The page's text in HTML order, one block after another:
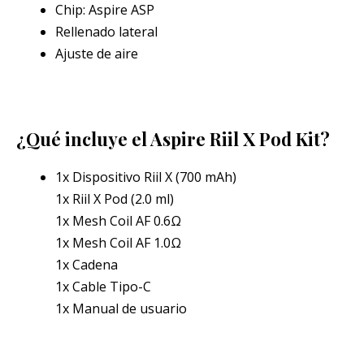
Chip: Aspire ASP
Rellenado lateral
Ajuste de aire
¿Qué incluye el Aspire Riil X Pod Kit?
1x Dispositivo Riil X (700 mAh)
1x Riil X Pod (2.0 ml)
1x Mesh Coil AF 0.6Ω
1x Mesh Coil AF 1.0Ω
1x Cadena
1x Cable Tipo-C
1x Manual de usuario